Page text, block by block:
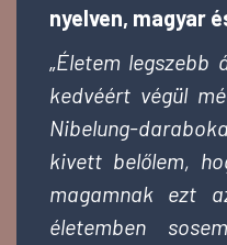
nyelven, magyar
„Életem legszebb
kedvéért végül
Nibelung-
kivett belőlem,
magamnak ezt
életemben